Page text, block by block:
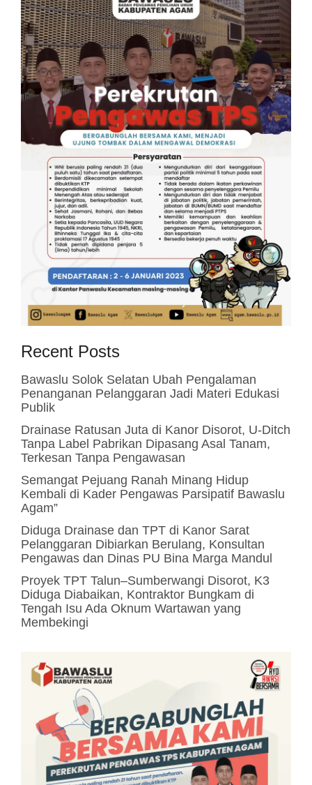
Recent Posts
Bawaslu Solok Selatan Ubah Pengalaman
Penanganan Pelanggaran Jadi Materi Edukasi
Publik
Drainase Ratusan Juta di Kanor Disorot, U-Ditch
Tanpa Label Pabrikan Dipasang Asal Tanam,
Terkesan Tanpa Pengawasan
Semangat Pejuang Ranah Minang Hidup
Kembali di Kader Pengawas Parsipatif Bawaslu
Agam”
Diduga Drainase dan TPT di Kanor Sarat
Pelanggaran Dibiarkan Berulang, Konsultan
Pengawas dan Dinas PU Bina Marga Mandul
Proyek TPT Talun–Sumberwangi Disorot, K3
Diduga Diabaikan, Kontraktor Bungkam di
Tengah Isu Ada Oknum Wartawan yang
Membekingi